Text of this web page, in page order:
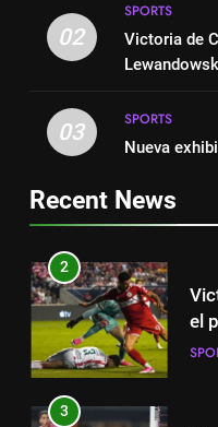
1
3
02
SPORTS
Victoria de
03
SPORTS
Nueva
Recent News
1
2
el
3